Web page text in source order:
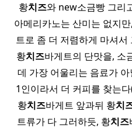
황치즈와 new소금빵 그리
아메리카노는 산미는 없지
트로 좀 더 저렴하게 마셔
황치즈바게트의 단맛을, 소
데 가장 어울리는 음료가
1인이라서 더 커피를 찾는
황치즈바게트 앞과뒤 황치
트류가 다 그러하듯, 황치즈